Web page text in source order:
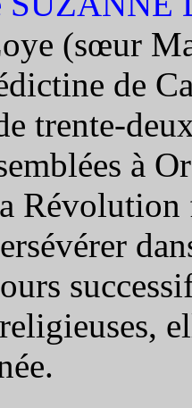
(sœur
de
trente-
à
Révolution